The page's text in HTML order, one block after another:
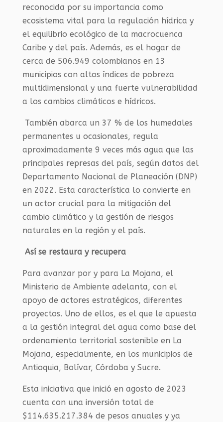
reconocida por su importancia como
ecosistema vitalpara la regulación hídrica y
el equilibrio ecológico de la macrocuenca
Caribe y del país. Además, es el hogar de
cerca de 506.949 colombianos en 13
municipios con altos índices de pobreza
multidimensional y una fuerte vulnerabilidad
a los cambios climáticos e hídricos.
También abarca un 37 % de los humedales
permanentes u ocasionales, regula
aproximadamente 9 veces más agua que las
principales represas del país, según datos del
Departamento Nacional de Planeación ( DNP)
en 2022. Esta característica lo convierte en
un actor crucial para la mitigación del
cambio climático y la gestión de riesgos
naturales en la región y el país.
Así se restaura y recupera
Para avanzar por y para La Mojana, el
Ministerio de Ambiente adelanta, con el
apoyo de actores estratégicos, diferentes
proyectos. Uno de ellos, es el que le apuesta
a la gestión integral del agua como base del
ordenamiento territorial sostenible en La
Mojana, especialmente, en los municipios de
Antioquia, Bolívar, Córdoba y Sucre.
Esta iniciativa que inició en agosto de 2023
cuenta con una inversión total de
$114.635.217.384 de pesos anuales y ya